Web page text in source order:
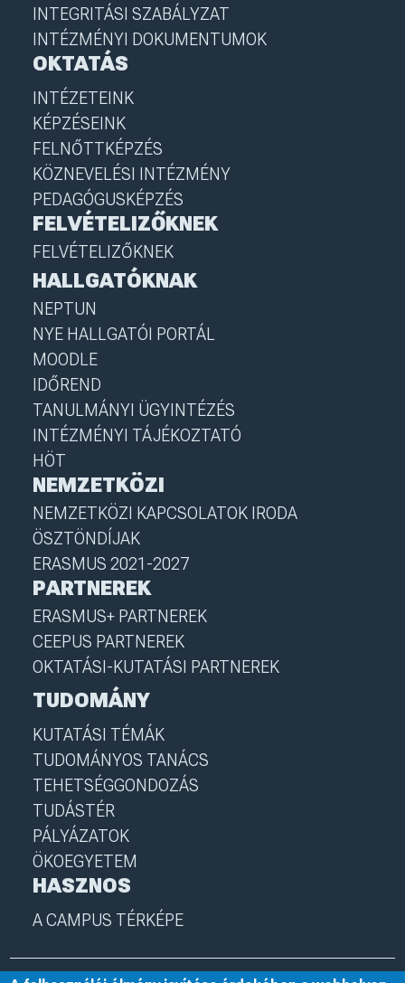
INTEGRITÁSI SZABÁLYZAT
INTÉZMÉNYI DOKUMENTUMOK
OKTATÁS
INTÉZETEINK
KÉPZÉSEINK
FELNŐTTKÉPZÉS
KÖZNEVELÉSI INTÉZMÉNY
PEDAGÓGUSKÉPZÉS
FELVÉTELIZŐKNEK
FELVÉTELIZŐKNEK
HALLGATÓKNAK
NEPTUN
NYE HALLGATÓI PORTÁL
MOODLE
IDŐREND
TANULMÁNYI ÜGYINTÉZÉS
INTÉZMÉNYI TÁJÉKOZTATÓ
HÖT
NEMZETKÖZI
NEMZETKÖZI KAPCSOLATOK IRODA
ÖSZTÖNDÍJAK
ERASMUS 2021-2027
PARTNEREK
ERASMUS+ PARTNEREK
CEEPUS PARTNEREK
OKTATÁSI-KUTATÁSI PARTNEREK
TUDOMÁNY
KUTATÁSI TÉMÁK
TUDOMÁNYOS TANÁCS
TEHETSÉGGONDOZÁS
TUDÁSTÉR
PÁLYÁZATOK
ÖKOEGYETEM
HASZNOS
A CAMPUS TÉRKÉPE